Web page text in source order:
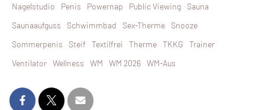
Nagelstudio
Penis Powernap Public Viewing Sauna
Saunaaufguss
Schwimmbad Sex-Therme Snooze
Sommerpenis
Steif Textilfrei Therme TKKG
Trainer
Ventilator Wellness WM WM 2026 WM-Aus